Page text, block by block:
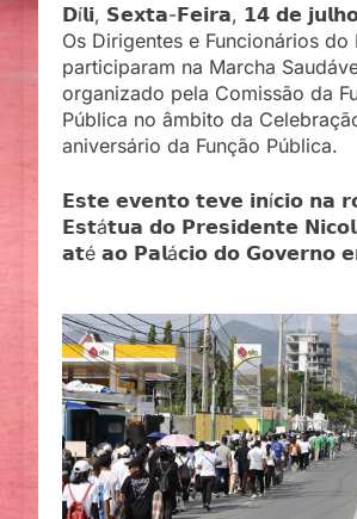
𝗗í𝗹𝗶, 𝗦𝗲𝘅𝘁𝗮-𝗙𝗲𝗶𝗿𝗮, 𝟭𝟰 𝗱𝗲
Os Dirigentes e Funcionários do
participaram na Marcha
organizado pela Comissão da
Pública no âmbito da
aniversário da Função Pública.
𝗘𝘀𝘁𝗲 𝗲𝘃𝗲𝗻𝘁𝗼 𝘁𝗲𝘃𝗲 𝗶𝗻í𝗰𝗶𝗼 𝗻𝗮
𝗘𝘀𝘁á𝘁𝘂𝗮 𝗱𝗼 𝗣𝗿𝗲𝘀𝗶𝗱𝗲𝗻𝘁𝗲
𝗮𝘁é 𝗮𝗼 𝗣𝗮𝗹á𝗰𝗶𝗼 𝗱𝗼 𝗚𝗼𝘃𝗲𝗿𝗻𝗼